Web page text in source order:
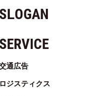
SLOGAN
SERVICE
通広告
ロジスティクス